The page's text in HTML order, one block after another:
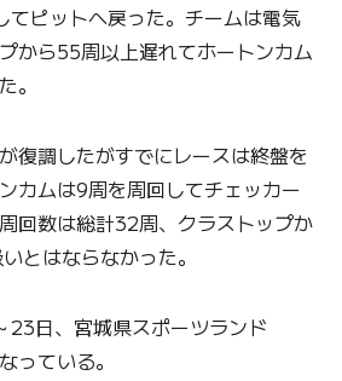
てピットへ戻った。チームは電気
から55周以上遅れてホートンカム
。
復調したがすでにレースは終盤を
カムは9周を周回してチェッカー
回数は総計32周、クラストップか
とはならなかった。
日、宮城県スポーツランド
っている。